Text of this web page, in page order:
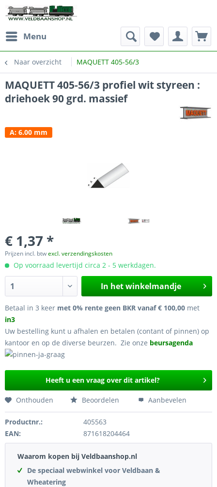
Menu
Naar overzicht MAQUETT 405-56/3
MAQUETT 405-56/3 profiel wit styreen :
driehoek 90 grd. massief
A: 6.00 mm
€ 1,37 *
Prijzen incl. btwexcl. verzendingskosten
Op voorraad levertijd circa 2 - 5 werkdagen.
In het winkelmandje
Betaal in 3 keer met 0% rente geen BKR vanaf € 100,00 met
in3
Uw bestelling kunt u afhalen en betalen (contant of pinnen) op
kantoor en op de diverse beurzen. Zie onze beursagenda
Heeft u een vraag over dit artikel?
Onthouden Beoordelen Aanbevelen
Productnr.:
405563
EAN:
871618204464
Waarom kopen bij Veldbaanshop.nl
De speciaal webwinkel voor Veldbaan &
Wheatering